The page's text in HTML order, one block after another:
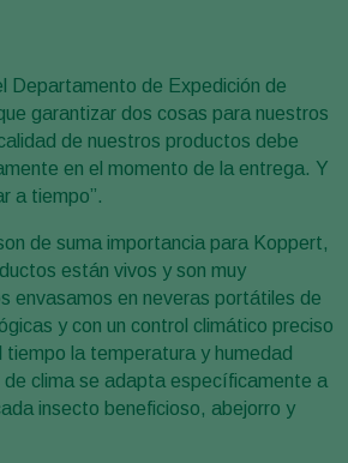
Departamento de Expedición de
garantizar dos cosas para nuestros
de nuestros productos debe
en el momento de la entrega. Y
a tiempo”.
de suma importancia para Koppert,
están vivos y son muy
envasamos en neveras portátiles de
y con un control climático preciso
tiempo la temperatura y humedad
clima se adapta específicamente a
insecto beneficioso, abejorro y